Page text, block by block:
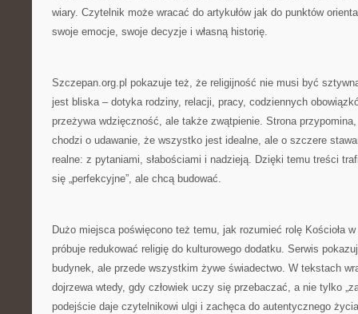
wiary. Czytelnik może wracać do artykułów jak do punktów
swoje emocje, swoje decyzje i własną historię.
Szczepan.org.pl pokazuje też, że religijność nie musi być
jest bliska – dotyka rodziny, relacji, pracy, codziennych
przeżywa wdzięczność, ale także zwątpienie. Strona
chodzi o udawanie, że wszystko jest idealne, ale o szczere
realne: z pytaniami, słabościami i nadzieją. Dzięki temu treści
się „perfekcyjne”, ale chcą budować.
Dużo miejsca poświęcono też temu, jak rozumieć rolę Kościoła
próbuje redukować religię do kulturowego dodatku. Serwis
budynek, ale przede wszystkim żywe świadectwo. W tekstach
dojrzewa wtedy, gdy człowiek uczy się przebaczać, a nie tylko
podejście daje czytelnikowi ulgi i zachęca do autentycznego